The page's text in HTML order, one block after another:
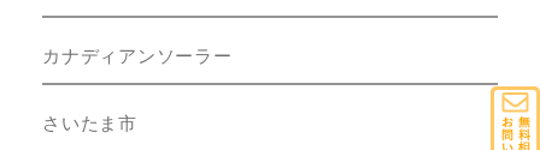
カナディアンソーラー
さいたま市